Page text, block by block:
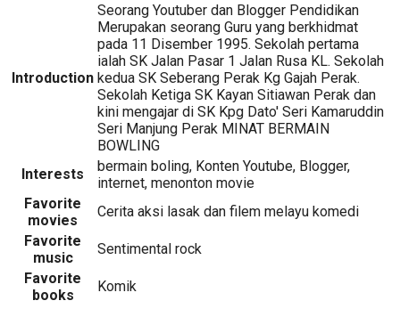
Introduction
Seorang Youtuber dan Blogger Pendidikan
Merupakan seorang Guru yang berkhidmat
pada 11 Disember 1995. Sekolah pertama
ialah SK Jalan Pasar 1 Jalan Rusa KL. Sekolah
kedua SK Seberang Perak Kg Gajah Perak.
Sekolah Ketiga SK Kayan Sitiawan Perak dan
kini mengajar di SK Kpg Dato' Seri Kamaruddin
Seri Manjung Perak MINAT BERMAIN
BOWLING
Interests
bermain boling, Konten Youtube, Blogger,
internet, menonton movie
Favorite
movies
Cerita aksi lasak dan filem melayu komedi
Favorite
music
Sentimental rock
Favorite
books
Komik